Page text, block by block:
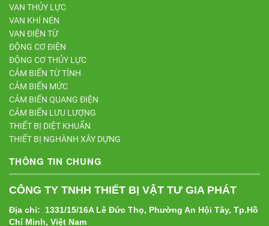
VAN THỦY LỰC
VAN KHÍ NÉN
VAN ĐIỆN TỪ
ĐỘNG CƠ ĐIỆN
ĐỘNG CƠ THỦY LỰC
CẢM BIẾN TỪ TÍNH
CẢM BIẾN MỨC
CẢM BIẾN QUANG ĐIỆN
CẢM BIẾN LƯU LƯỢNG
THIẾT BỊ DIỆT KHUẨN
THIẾT BỊ NGHÀNH XÂY DỰNG
THÔNG TIN CHUNG
CÔNG TY TNHH THIẾT BỊ VẬT TƯ GIA PHÁT
Địa chỉ: 1331/15/16A Lê Đức Thọ, Phường An Hội Tây, Tp.Hồ
Chí Minh, Việt Nam